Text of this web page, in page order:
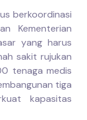
berkoordinasi
Kementerian
yang harus
sakit rujukan
tenaga medis
tiga
kapasitas